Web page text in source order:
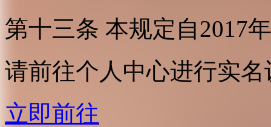
第十三条 本规定自2017
请前往个人中心进行实名
立即前往